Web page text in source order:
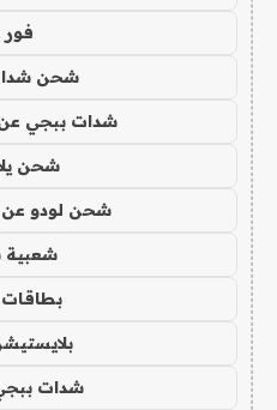
فور
شحن
شدات ببجي عن
شحن
شحن لودو عن
شعبية
بطاقات
شدات